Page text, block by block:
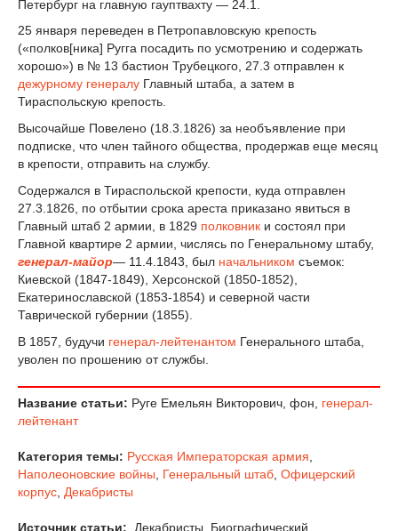
Петербург на главную гауптвахту — 24.1.
25 января переведен в Петропавловскую крепость
(«полков[ника] Ругга посадить по усмотрению и содержать
хорошо») в № 13 бастион Трубецкого, 27.3 отправлен к
дежурному генералу Главный штаба, а затем в
Тираспольскую крепость.
Высочайше Повелено (18.3.1826) за необъявление при
подписке, что член тайного общества, продержав еще месяц
в крепости, отправить на службу.
Содержался в Тираспольской крепости, куда отправлен
27.3.1826, по отбытии срока ареста приказано явиться в
Главный штаб 2 армии, в 1829 полковник и состоял при
Главной квартире 2 армии, числясь по Генеральному штабу,
генерал-майор— 11.4.1843, был начальником съемок:
Киевской (1847-1849), Херсонской (1850-1852),
Екатеринославской (1853-1854) и северной части
Таврической губернии (1855).
В 1857, будучи генерал-лейтенантом Генерального штаба,
уволен по прошению от службы.
Название статьи: Руге Емельян Викторович, фон, генерал-
лейтенант
Категория темы: Русская Императорская армия
Наполеоновские войны
Генеральный штаб Офицерский
корпус Декабристы
Источник статьи: Декабристы. Биографический